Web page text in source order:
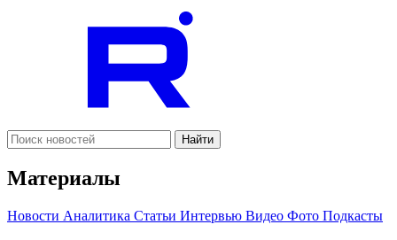
Найти
Материалы
Новости Аналитика Статьи Интервью Видео Фото Подкасты